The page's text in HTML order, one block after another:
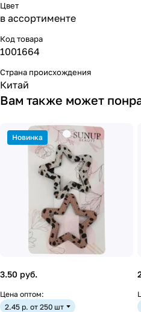
Цвет
в ассортименте
Код товара
1001664
Страна происхождения
Китай
Вам также может
Новинка
3.50 руб.
Цена оптом:
2.45 р. от 250 шт